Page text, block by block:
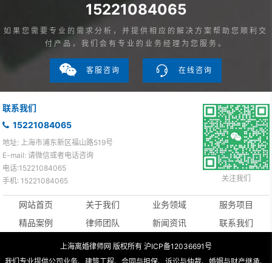
15221084065
如果您需要专业的需求分析，并提供相应的解决方案帮助您顺利交
付产品，我们会有专业的业务经理为您服务。
客服咨询 在线咨询
关注我们
联系我们
15221084065
地址: 上海市浦东新区福山路519号
E-mail: 请微信或者电话咨询
电话:15221084065
手机: 15221084065
网站首页 关于我们 业务领域
服务项目
精品案例
律师团队 新闻资讯 联系我们
上海离婚律师网 版权所有 沪ICP备12036691号